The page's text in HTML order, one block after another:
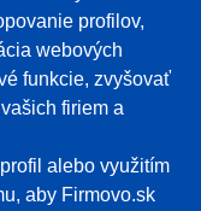
profilov,
webových
funkcie, zvyšovať
firiem a
alebo využitím
aby Firmovo.sk